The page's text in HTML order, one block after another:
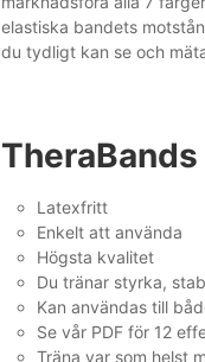
elastiska bandets
du tydligt kan se och
Latexfritt
Enkelt att använda
Högsta kvalitet
Du tränar styrka,
Kan användas till
Se vår PDF för 12
Träna var som helst